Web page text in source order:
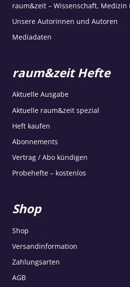
raum&zeit – Wissenschaft, Medizin
Unsere Autorinnen und Autoren
Mediadaten
raum&zeit Hefte
Aktuelle Ausgabe
Aktuelle raum&zeit spezial
Heft kaufen
Abonnements
Vertrag / Abo kündigen
Probehefte – kostenlos
Shop
Shop
Versandinformation
Zahlungsarten
AGB